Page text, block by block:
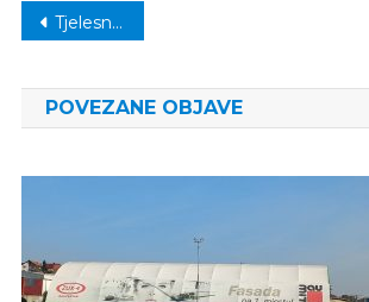
Navigacija
Tjelesni i zdravstveni odgoj u školama: U “trendu” je izbjegavanje tjelesnih aktivnosti
POVEZANE OBJAVE